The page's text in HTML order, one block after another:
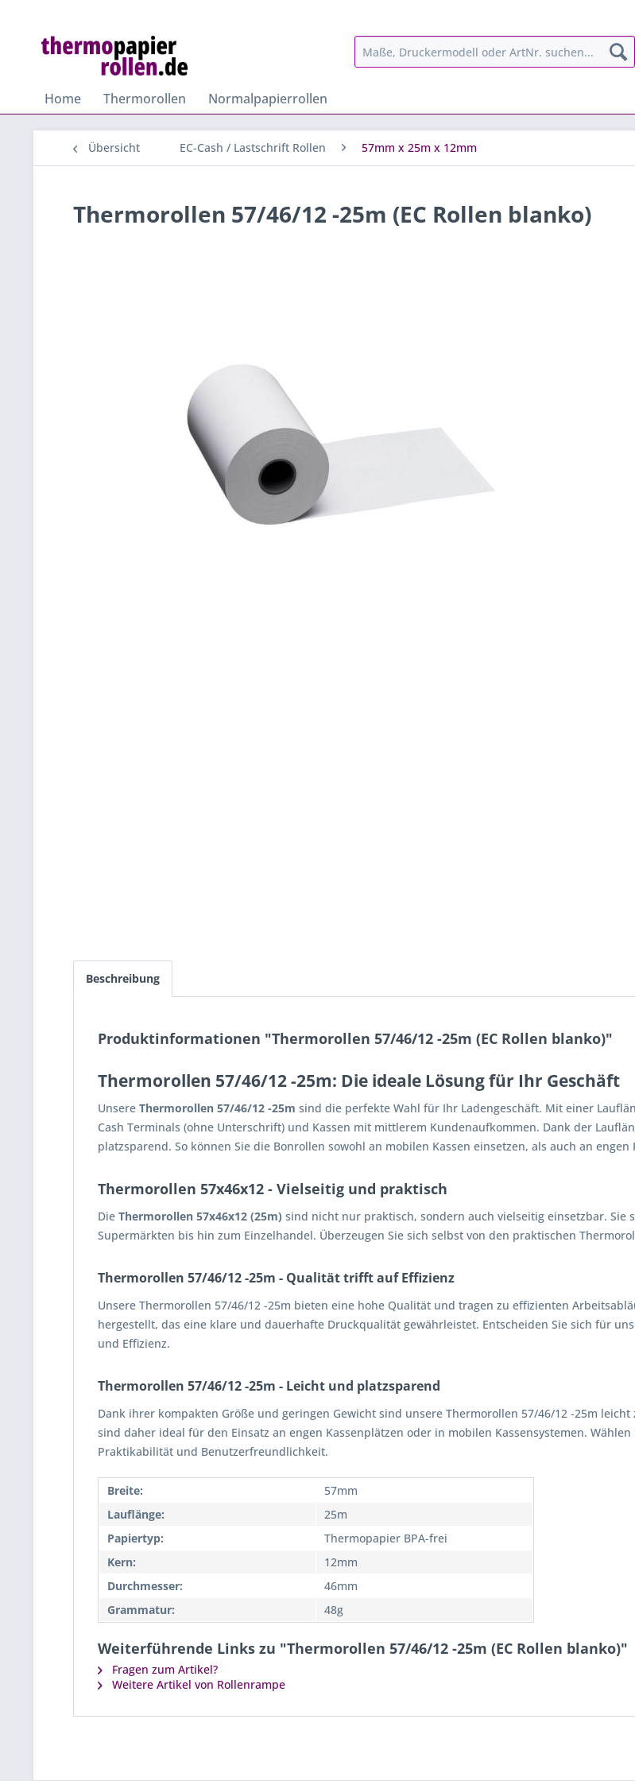
Home Thermorollen Normalpapierrollen
Übersicht EC-Cash / Lastschrift Rollen 57mm x 25m x 12mm
Thermorollen 57/46/12 -25m (EC Rollen blanko)
Beschreibung
Produktinformationen "Thermorollen 57/46/12 -25m (EC Rollen blanko)"
Thermorollen 57/46/12 -25m: Die ideale Lösung für Ihr Geschäft
Unsere Thermorollen 57/46/12 -25m sind die perfekte Wahl für Ihr Ladengeschäft. Mit einer
Cash Terminals (ohne Unterschrift) und Kassen mit mittlerem Kundenaufkommen. Dank der
platzsparend. So können Sie die Bonrollen sowohl an mobilen Kassen einsetzen, als auch an
Thermorollen 57x46x12 - Vielseitig und praktisch
Die Thermorollen 57x46x12 (25m) sind nicht nur praktisch, sondern auch vielseitig einsetzbar. Sie
Supermärkten bis hin zum Einzelhandel. Überzeugen Sie sich selbst von den praktischen
Thermorollen 57/46/12 -25m - Qualität trifft auf Effizienz
Unsere Thermorollen 57/46/12 -25m bieten eine hohe Qualität und tragen zu effizienten
hergestellt, das eine klare und dauerhafte Druckqualität gewährleistet. Entscheiden Sie sich für
und Effizienz.
Thermorollen 57/46/12 -25m - Leicht und platzsparend
Dank ihrer kompakten Größe und geringen Gewicht sind unsere Thermorollen 57/46/12 -25m
sind daher ideal für den Einsatz an engen Kassenplätzen oder in mobilen Kassensystemen.
Praktikabilität und Benutzerfreundlichkeit.
Breite:
57mm
Lauflänge:
25m
Papiertyp:
Thermopapier BPA-frei
Kern:
12mm
Durchmesser:
46mm
Grammatur:
48g
Weiterführende Links zu "Thermorollen 57/46/12 -25m (EC Rollen blanko)"
Fragen zum Artikel?
Weitere Artikel von Rollenrampe